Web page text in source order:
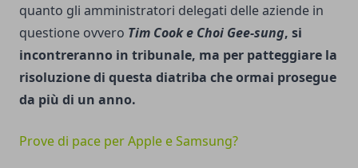
quanto gli amministratori delegati delle aziende in
questione ovvero Tim Cook e Choi Gee-sung, si
incontreranno in tribunale, ma per patteggiare la
risoluzione di questa diatriba che ormai prosegue
da più di un anno.
Prove di pace per Apple e Samsung?